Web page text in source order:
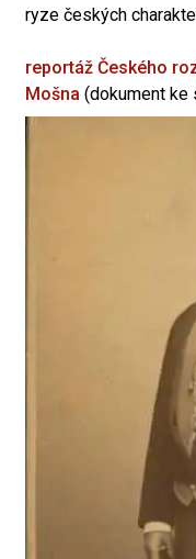
ryze českých
reportáž Českého
Mošna (dokument ke